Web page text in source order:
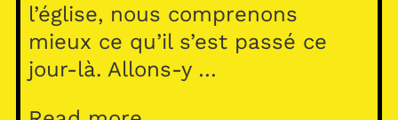
l’église, nous comprenons
mieux ce qu’il s’est passé ce
jour-là. Allons-y …